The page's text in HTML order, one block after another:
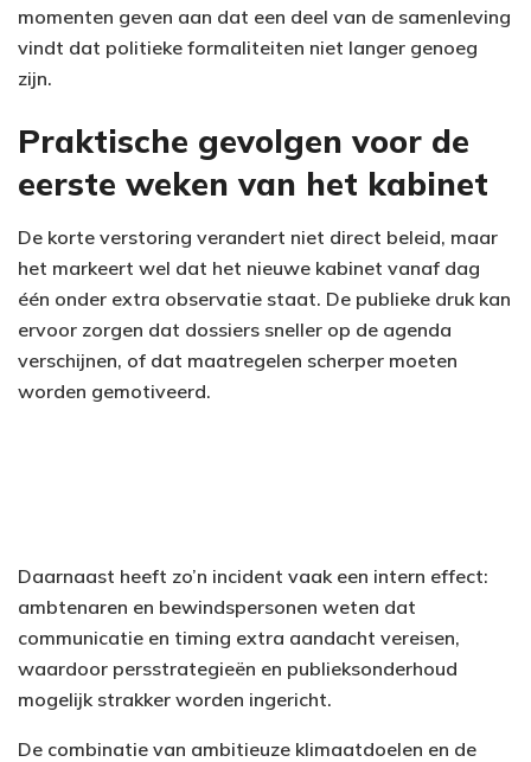
momenten geven aan dat een deel van de samenleving
vindt dat politieke formaliteiten niet langer genoeg
zijn.
Praktische gevolgen voor de
eerste weken van het kabinet
De korte verstoring verandert niet direct beleid, maar
het markeert wel dat het nieuwe kabinet vanaf dag
één onder extra observatie staat. De publieke druk kan
ervoor zorgen dat dossiers sneller op de agenda
verschijnen, of dat maatregelen scherper moeten
worden gemotiveerd.
Daarnaast heeft zo’n incident vaak een intern effect:
ambtenaren en bewindspersonen weten dat
communicatie en timing extra aandacht vereisen,
waardoor persstrategieën en publieksonderhoud
mogelijk strakker worden ingericht.
De combinatie van ambitieuze klimaatdoelen en de